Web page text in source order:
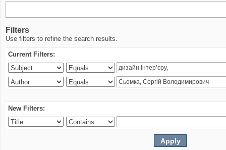
Filters
Use filters to refine the search results.
Current Filters:
New Filters: